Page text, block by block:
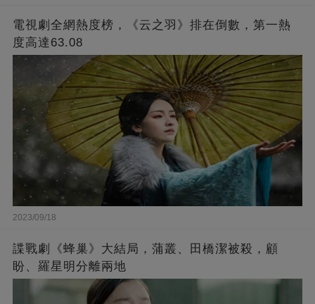
電視劇全網熱度榜，《云之羽》排在倒數，第一熱
度高達63.08
2023/09/18
諜戰劇《蜂巢》大結局，蒲叢、田橋潔被殺，顧
盼、羅星明分離兩地